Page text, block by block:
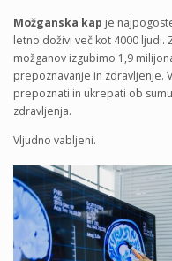
Možganska kap je
letno doživi več kot 4000 ljudi.
možganov izgubimo 1,9
prepoznavanje in zdravljenje.
prepoznati in ukrepati ob
zdravljenja.
Vljudno vabljeni.